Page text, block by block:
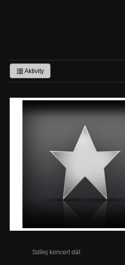
Aktivity
Sdílej koncert dál: